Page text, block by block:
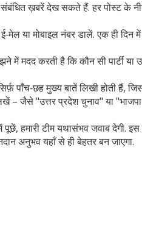
संबंधित ख़बरें देख सकते हैं. हर पोस्ट के
या मोबाइल नंबर डालें. एक ही
करती है कि कौन सी पार्टी या
पाँच‑छह मुख्य बातें लिखी होती
– जैसे "उत्तर प्रदेश चुनाव" या
टीम यथासंभव जवाब देगी. इस
अनुभव यहाँ से ही बेहतर बन जाएगा.